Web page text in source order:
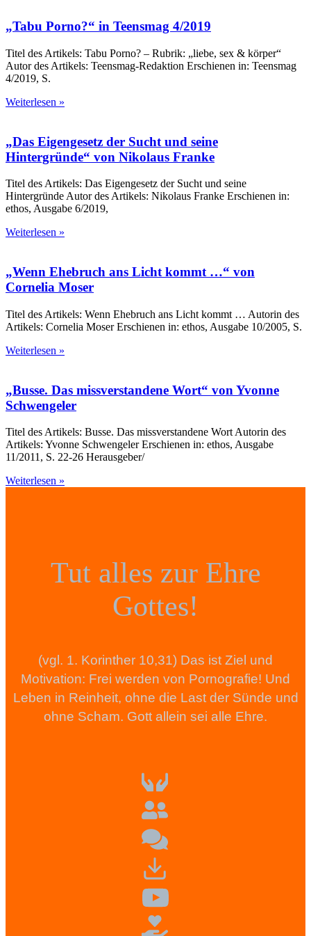
„Tabu Porno?“ in Teensmag 4/2019
Titel des Artikels: Tabu Porno? – Rubrik: „liebe, sex & körper“
Autor des Artikels: Teensmag-Redaktion Erschienen in: Teensmag
4/2019, S.
Weiterlesen »
„Das Eigengesetz der Sucht und seine
Hintergründe“ von Nikolaus Franke
Titel des Artikels: Das Eigengesetz der Sucht und seine
Hintergründe Autor des Artikels: Nikolaus Franke Erschienen in:
ethos, Ausgabe 6/2019,
Weiterlesen »
„Wenn Ehe­bruch ans Licht kommt …“ von
Cornelia Moser
Titel des Artikels: Wenn Ehebruch ans Licht kommt … Autorin des
Artikels: Cornelia Moser Erschienen in: ethos, Ausgabe 10/2005, S.
Weiterlesen »
„Busse. Das miss­ver­standene Wort“ von Yvonne
Schwengeler
Titel des Artikels: Busse. Das missverstandene Wort Autorin des
Artikels: Yvonne Schwengeler Erschienen in: ethos, Ausgabe
11/2011, S. 22-26 Herausgeber/
Weiterlesen »
Tut alles zur Ehre
Gottes!
(vgl. 1. Korinther 10,31) Das ist Ziel und
Motivation: Frei werden von Pornografie! Und
Leben in Reinheit, ohne die Last der Sünde und
ohne Scham. Gott allein sei alle Ehre.